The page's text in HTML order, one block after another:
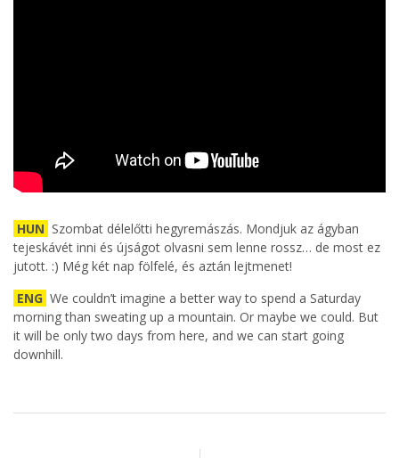
HUN Szombat délelőtti hegyremászás. Mondjuk az ágyban
tejeskávét inni és újságot olvasni sem lenne rossz… de most ez
jutott. :) Még két nap fölfelé, és aztán lejtmenet!
ENG We couldn’t imagine a better way to spend a Saturday
morning than sweating up a mountain. Or maybe we could. But
it will be only two days from here, and we can start going
downhill.